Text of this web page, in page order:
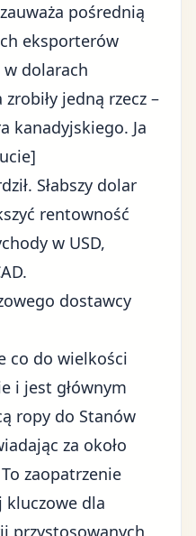
pośrednią
eksporterów
w dolarach
zrobiły jedną rzecz –
kanadyjskiego. Ja
Słabszy dolar
rentowność
w USD,
dostawcy
co do wielkości
i jest głównym
ropy do Stanów
za około
zaopatrzenie
kluczowe dla
przystosowanych